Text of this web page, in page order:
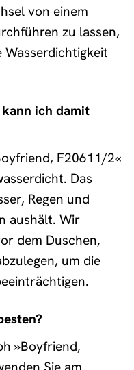
von einem
zu lassen,
Wasserdichtigkeit
ich damit
F20611/2«
Das
Regen und
aushält. Wir
dem Duschen,
um die
»Boyfriend,